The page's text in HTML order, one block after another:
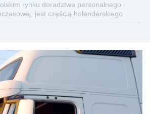
rynku doradztwa personalnego i
jest częścią holenderskiego
N.V.